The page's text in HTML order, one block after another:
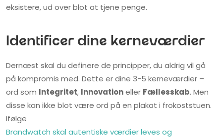
eksistere, ud over blot at tjene penge.
Identificer dine kerneværdier
Dernæst skal du definere de principper, du aldrig vil gå
på kompromis med. Dette er dine 3-5 kerneværdier –
ord som Integritet, Innovationeller Fællesskab. Men
disse kan ikke blot være ord på en plakat i frokoststuen.
Ifølge
Brandwatch skal autentiske værdier leves og